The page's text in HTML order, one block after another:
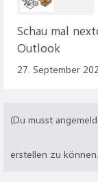
Schau mal
Outlook
27. September
(Du musst
erstellen zu